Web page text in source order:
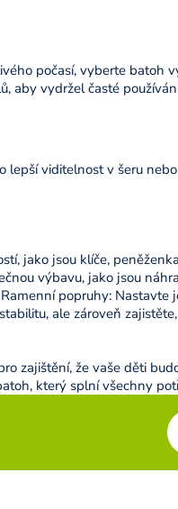
počasí, vyberte batoh
aby vydržel časté
viditelnost v šeru
jako jsou klíče,
výbavu, jako jsou
popruhy: Nastavte
ale zároveň
zajištění, že vaše děti
který splní všechny